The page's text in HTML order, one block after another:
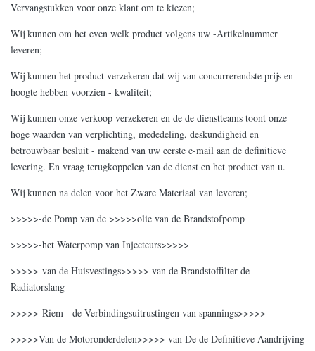
Vervangstukken voor onze klant om te kiezen;
Wij kunnen om het even welk product volgens uw -Artikelnummer
leveren;
Wij kunnen het product verzekeren dat wij van concurrerendste prijs en
hoogte hebben voorzien - kwaliteit;
Wij kunnen onze verkoop verzekeren en de de dienstteams toont onze
hoge waarden van verplichting, mededeling, deskundigheid en
betrouwbaar besluit - makend van uw eerste e-mail aan de definitieve
levering. En vraag terugkoppelen van de dienst en het product van u.
Wij kunnen na delen voor het Zware Materiaal van leveren;
>>>>>-de Pomp van de >>>>>olie van de Brandstofpomp
>>>>>-het Waterpomp van Injecteurs>>>>>
>>>>>-van de Huisvestings>>>>> van de Brandstoffilter de
Radiatorslang
>>>>>-Riem - de Verbindingsuitrustingen van spannings>>>>>
>>>>>Van de Motoronderdelen>>>>> van De de Definitieve Aandrijving